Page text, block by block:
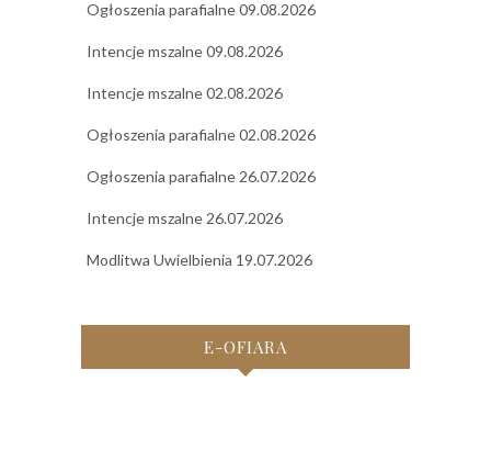
Ogłoszenia parafialne 09.08.2026
Intencje mszalne 09.08.2026
Intencje mszalne 02.08.2026
Ogłoszenia parafialne 02.08.2026
Ogłoszenia parafialne 26.07.2026
Intencje mszalne 26.07.2026
Modlitwa Uwielbienia 19.07.2026
E-OFIARA